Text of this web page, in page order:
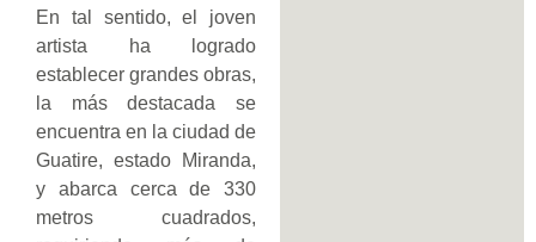
En tal sentido, el joven
artista ha logrado
establecer grandes obras,
la más destacada se
encuentra en la ciudad de
Guatire, estado Miranda,
y abarca cerca de 330
metros cuadrados,